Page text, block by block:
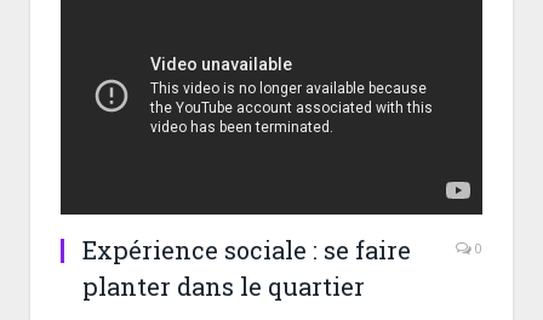
Expérience sociale : se faire
planter dans le quartier
0